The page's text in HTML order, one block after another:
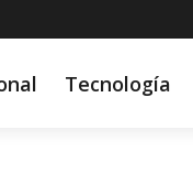
Tecnología